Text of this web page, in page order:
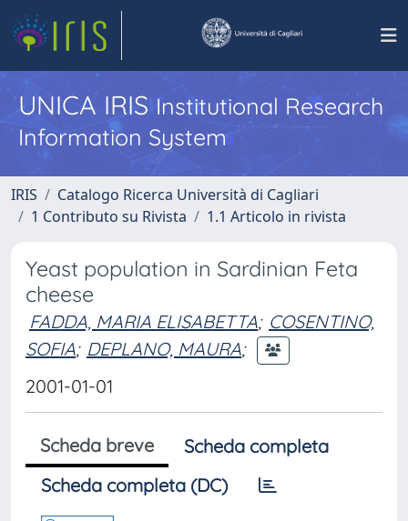
UNICA IRISInstitutional Research
Information System
IRIS
Catalogo Ricerca Università di Cagliari
1 Contributo su Rivista
1.1 Articolo in rivista
Yeast population in Sardinian Feta
cheese
FADDA, MARIA ELISABETTA; COSENTINO,
SOFIA; DEPLANO, MAURA;
2001-01-01
Scheda breve
Scheda completa
Scheda completa (DC)